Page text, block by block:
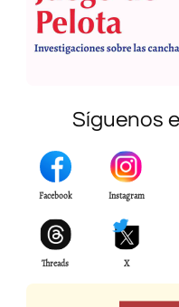
Síguenos
Facebook Instagram
Threads X